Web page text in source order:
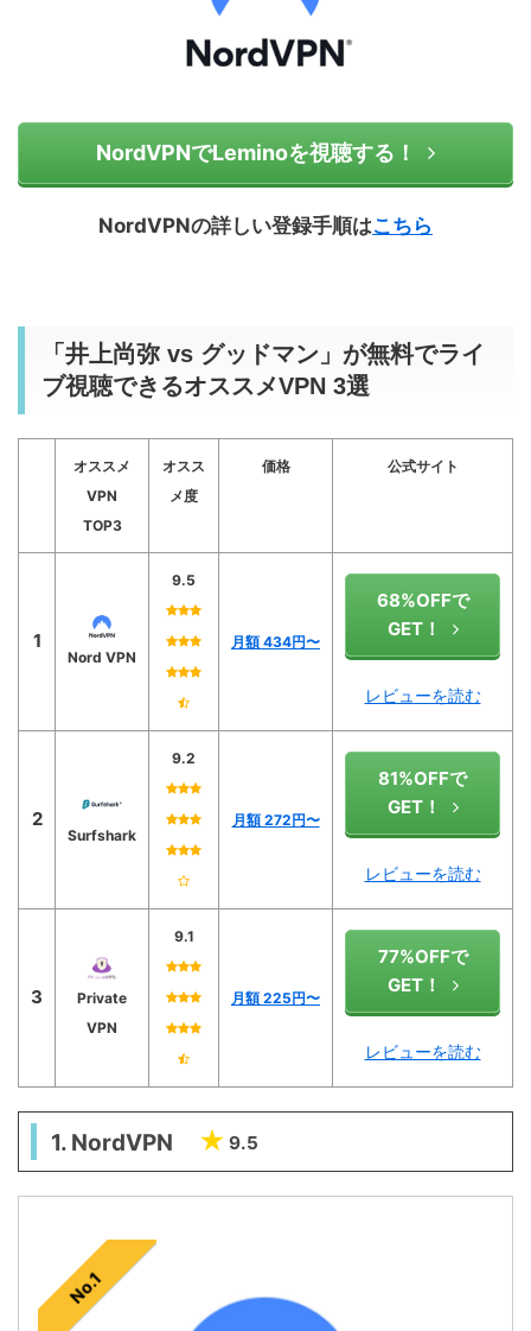
NordVPNでLeminoを視聴する！
NordVPNの詳しい登録手順はこちら
「井上尚弥 vs グッドマン」が無料でライ
ブ視聴できるオススメVPN 3選
オススメ
VPN
TOP3
オスス
メ度
価格 公式サイト
1
Nord VPN
9.5
月額 434円〜
68%OFFで
GET！
レビューを読む
2
Surfshark
9.2
月額 272円〜
81%OFFで
GET！
レビューを読む
3
Private
VPN
9.1
月額 225円〜
77%OFFで
GET！
レビューを読む
1. NordVPN 9.5
No.1